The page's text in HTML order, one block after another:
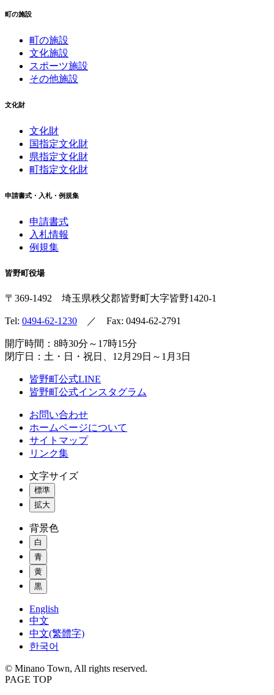
町の施設
町の施設
文化施設
スポーツ施設
その他施設
文化財
文化財
国指定文化財
県指定文化財
町指定文化財
申請書式・入札・例規集
申請書式
入札情報
例規集
皆野町役場
〒369-1492 埼玉県秩父郡皆野町 大字皆野1420-1
Tel: 0494-62-1230 ／ Fax: 0494-62-2791
開庁時間：8時30分～17時15分
閉庁日：土・日・祝日、12月29日～1月3日
皆野町公式LINE
皆野町公式インスタグラム
お問い合わせ
ホームページについて
サイトマップ
リンク集
文字サイズ
標準
拡大
背景色
白
青
黄
黒
English
中文
中文(繁體字)
한국어
© Minano Town, All rights reserved.
PAGE TOP